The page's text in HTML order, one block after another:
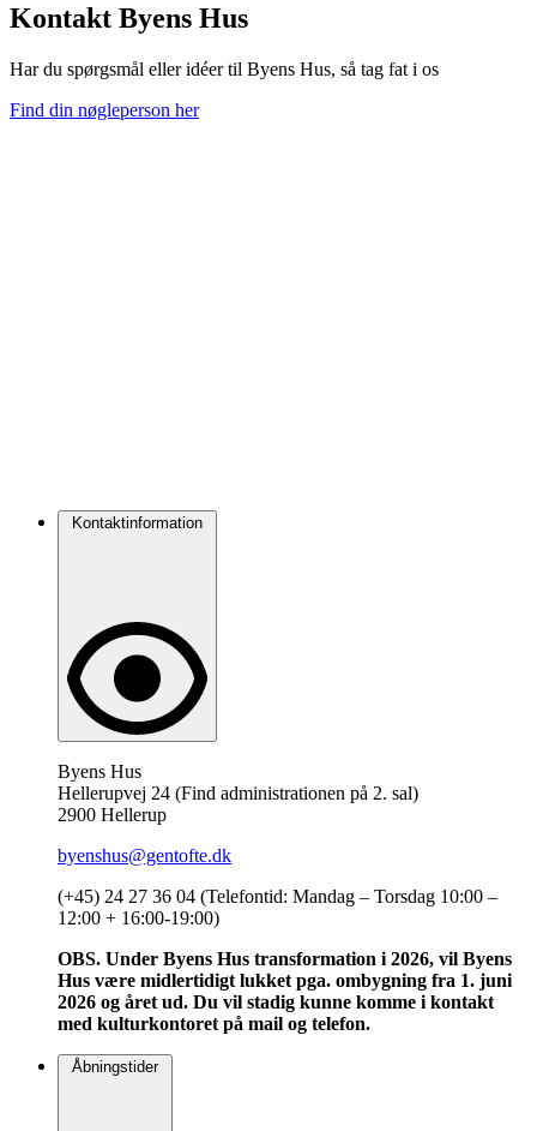
Kontakt Byens Hus
Har du spørgsmål eller idéer til Byens Hus, så tag fat i os
Find din nøgleperson her
Kontaktinformation
Byens Hus
Hellerupvej 24 (Find administrationen på 2. sal)
2900 Hellerup
byenshus@gentofte.dk
(+45) 24 27 36 04 (Telefontid: Mandag – Torsdag 10:00 –
12:00 + 16:00-19:00)
OBS. Under Byens Hus transformation i 2026, vil Byens
Hus være midlertidigt lukket pga. ombygning fra 1. juni
2026 og året ud. Du vil stadig kunne komme i kontakt
med kulturkontoret på mail og telefon.
Åbningstider